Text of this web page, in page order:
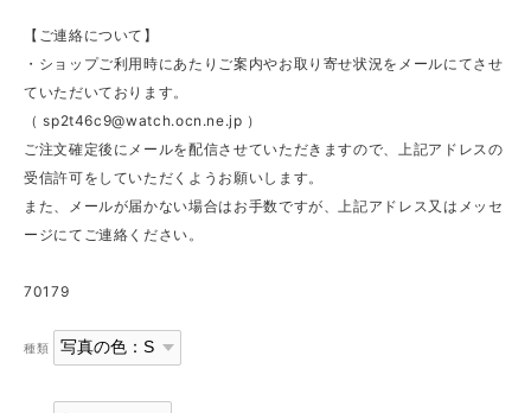
【ご連絡について】
・ショップご利用時にあたりご案内やお取り寄せ状況をメールにてさせ
ていただいております。
（sp2t46c9@watch.ocn.ne.jp ）
ご注文確定後にメールを配信させていただきますので、上記アドレスの
受信許可をしていただくようお願いします。
また、メールが届かない場合はお手数ですが、上記アドレス又はメッセ
ージにてご連絡ください。
70179
種類